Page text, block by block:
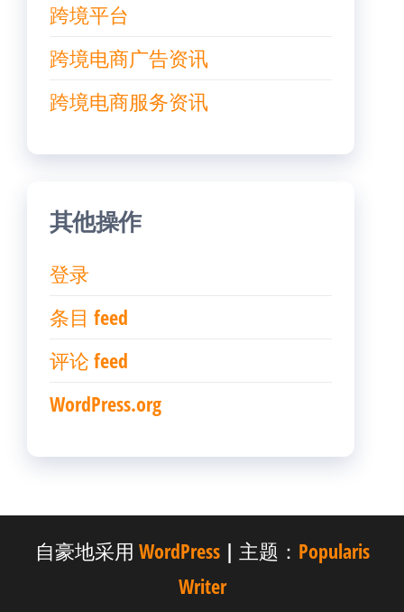
跨境平台
跨境电商广告资讯
跨境电商服务资讯
其他操作
登录
条目 feed
评论 feed
WordPress.org
自豪地采用 WordPress | 主题： Popularis
Writer